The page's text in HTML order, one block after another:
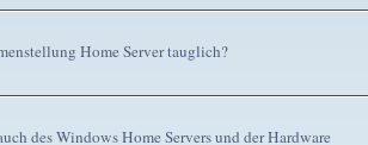
Home Server tauglich?
des Windows Home Servers und der Hardware